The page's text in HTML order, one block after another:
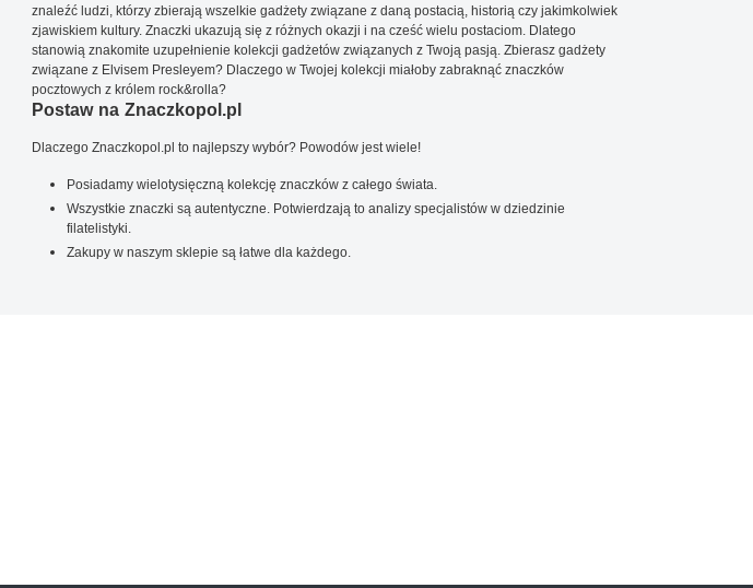
znaleźć ludzi, którzy zbierają wszelkie gadżety związane z daną postacią, historią czy jakimkolwiek
zjawiskiem kultury. Znaczki ukazują się z różnych okazji i na cześć wielu postaciom. Dlatego
stanowią znakomite uzupełnienie kolekcji gadżetów związanych z Twoją pasją. Zbierasz gadżety
związane z Elvisem Presleyem? Dlaczego w Twojej kolekcji miałoby zabraknąć znaczków
pocztowych z królem rock&rolla?
Postaw na Znaczkopol.pl
Dlaczego Znaczkopol.pl to najlepszy wybór? Powodów jest wiele!
Posiadamy wielotysięczną kolekcję znaczków z całego świata.
Wszystkie znaczki są autentyczne. Potwierdzają to analizy specjalistów w dziedzinie
filatelistyki.
Zakupy w naszym sklepie są łatwe dla każdego.